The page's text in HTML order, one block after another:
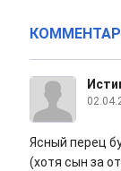
Ясный перец
(хотя сын за